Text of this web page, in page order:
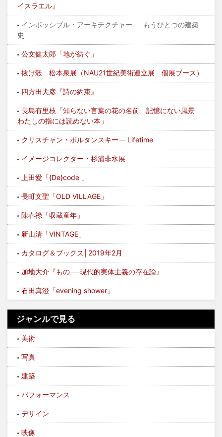
イスラエル』
インポッシブル・アーキテクチャー もうひとつの建築
史
公文健太郎「地が紡ぐ」
抜け殻 松本泉展（NAU21世紀美術連立展 個展ブース）
四方田犬彦『詩の約束』
長島有里枝「知らない言葉の花の名前 記憶にない風景
わたしの指には読めない本」
クリスチャン・ボルタンスキー ─ Lifetime
イメージコレクター・杉浦非水展
上田愛「{De}code 」
長町文聖「OLD VILLAGE」
陳春祿「収蔵童年」
新山清「VINTAGE」
カタログ＆ブックス│2019年2月
加地大介『もの──現代的実体主義の存在論』
石田真澄「evening shower」
ジャンルで見る
美術
写真
建築
パフォーマンス
デザイン
映像